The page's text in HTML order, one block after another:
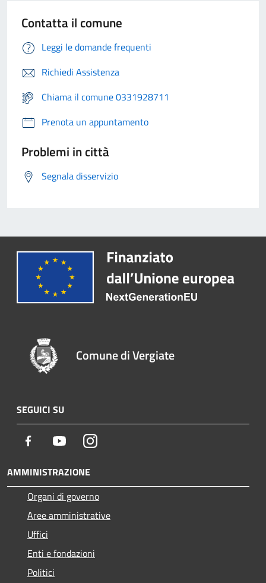
Contatta il comune
Leggi le domande frequenti
Richiedi Assistenza
Chiama il comune 0331928711
Prenota un appuntamento
Problemi in città
Segnala disservizio
Comune di Vergiate
SEGUICI SU
Facebook YoutubeInstagram
AMMINISTRAZIONE
Organi di governo
Aree amministrative
Uffici
Enti e fondazioni
Politici